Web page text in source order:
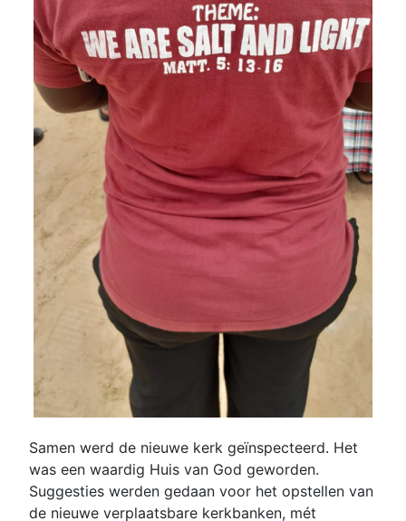
Samen werd de nieuwe kerk geïnspecteerd. Het
was een waardig Huis van God geworden.
Suggesties werden gedaan voor het opstellen van
de nieuwe verplaatsbare kerkbanken, mét